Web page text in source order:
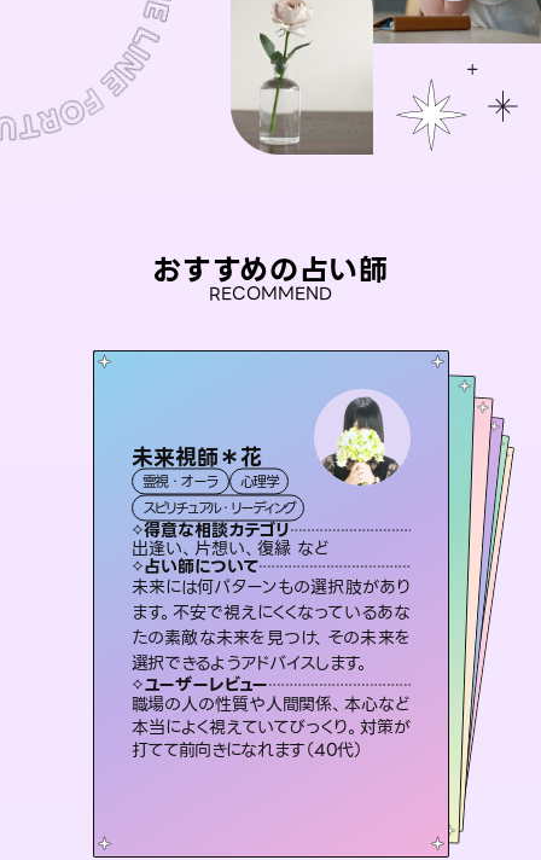
おすすめの占い師
RECOMMEND
未来視師＊花
霊視・オーラ
心理学
スピリチュアル・リーディング
得意な相談カテゴリ
出逢い、片想い、復縁 など
占い師について
未来には何パターンもの選択肢があり
ます。不安で視えにくくなっているあな
たの素敵な未来を見つけ、その未来を
選択できるようアドバイスします。
ユーザーレビュー
職場の人の性質や人間関係、本心など
本当によく視えていてびっくり。対策が
打てて前向きになれます（40代）
彗望（すいぼう）
霊視・オーラ 透視
スピリチュアル・リーディング
得意な相談カテゴリ
片想い、あの人の気持ち、復縁 など
占い師について
3,700年以上の歴史を持つ東洋最古の
占術「易占」で詳細まで占い、幸せへ向
かう道筋を示します。厳しい結果にも具
体的な対策をお伝えします。
ユーザーレビュー
複雑な背景もしっかり聞いて鑑定して
いただけました。気持ちが楽になりまし
た（50代 女性）
桃源珠羽（ とうげんみう）
霊視・オーラ
スピリチュアル・リーディング
得意な相談カテゴリ
片想い、あの人の気持ち、復縁 など
占い師について
恋愛のお悩みの中でも特に「曖昧な関
係」の相談を得意としており、友達以上
恋人未満なお相手との今後や本音を丁
寧に読み解き恋愛成就へと導きます。
ユーザーレビュー
鑑定していただいてアドバイス通りに行
動すると仲が復活してきました。ありが
とうございました（40代 女性）
アイリス -iris-
西洋占星術
ルーン
得意な相談カテゴリ
恋愛総合、片想い、二人の未来 など
占い師について
復縁、恋愛、不倫の行方、同性愛や片思い、仕事関係や借金問題まで知りたいことや心の負担になっていることを紐解き、背中をそっと押して導きます。
ユーザーレビュー
安心感のあり、言い切ってくれる所や濁
さない鑑定のおかげで、毎回自分の気
持ちを整えられます（30代 男性）
セラピスト理恵
霊視・オーラ
スピリチュアル・リーディング
得意な相談カテゴリ
片想い、二人の未来、年の差 など
占い師について
連絡再開、復縁、成就などの報告実績
多数。セラピストとして2万超の施術経
験があるからこそできる鑑定で、より良
い未来をサポートします。
ユーザーレビュー
とても心温まる鑑定でした。しかもこち
らは何も言っていないのに視えていらっ
しゃるんだなと驚きです（30代女性）
おう 霊感オラクル
霊視・オーラ
オラクルカード
得意な相談カテゴリ
恋愛総合、あの人の気持ち など
占い師について
霊視×オラクルカードを使って「今」と
「未来」そして「気になるあの人の気持
ち」まで丁寧に読み解き、恋や人生のヒ
ントを優しく引き出します。
ユーザーレビュー
不安な気持ちが嘘みたいに晴れまし
た…！よく視えていらっしゃるんだなと
感じました（40代 女性）